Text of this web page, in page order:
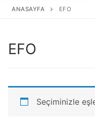
ANASAYFA EFO
EFO
Seçiminizle